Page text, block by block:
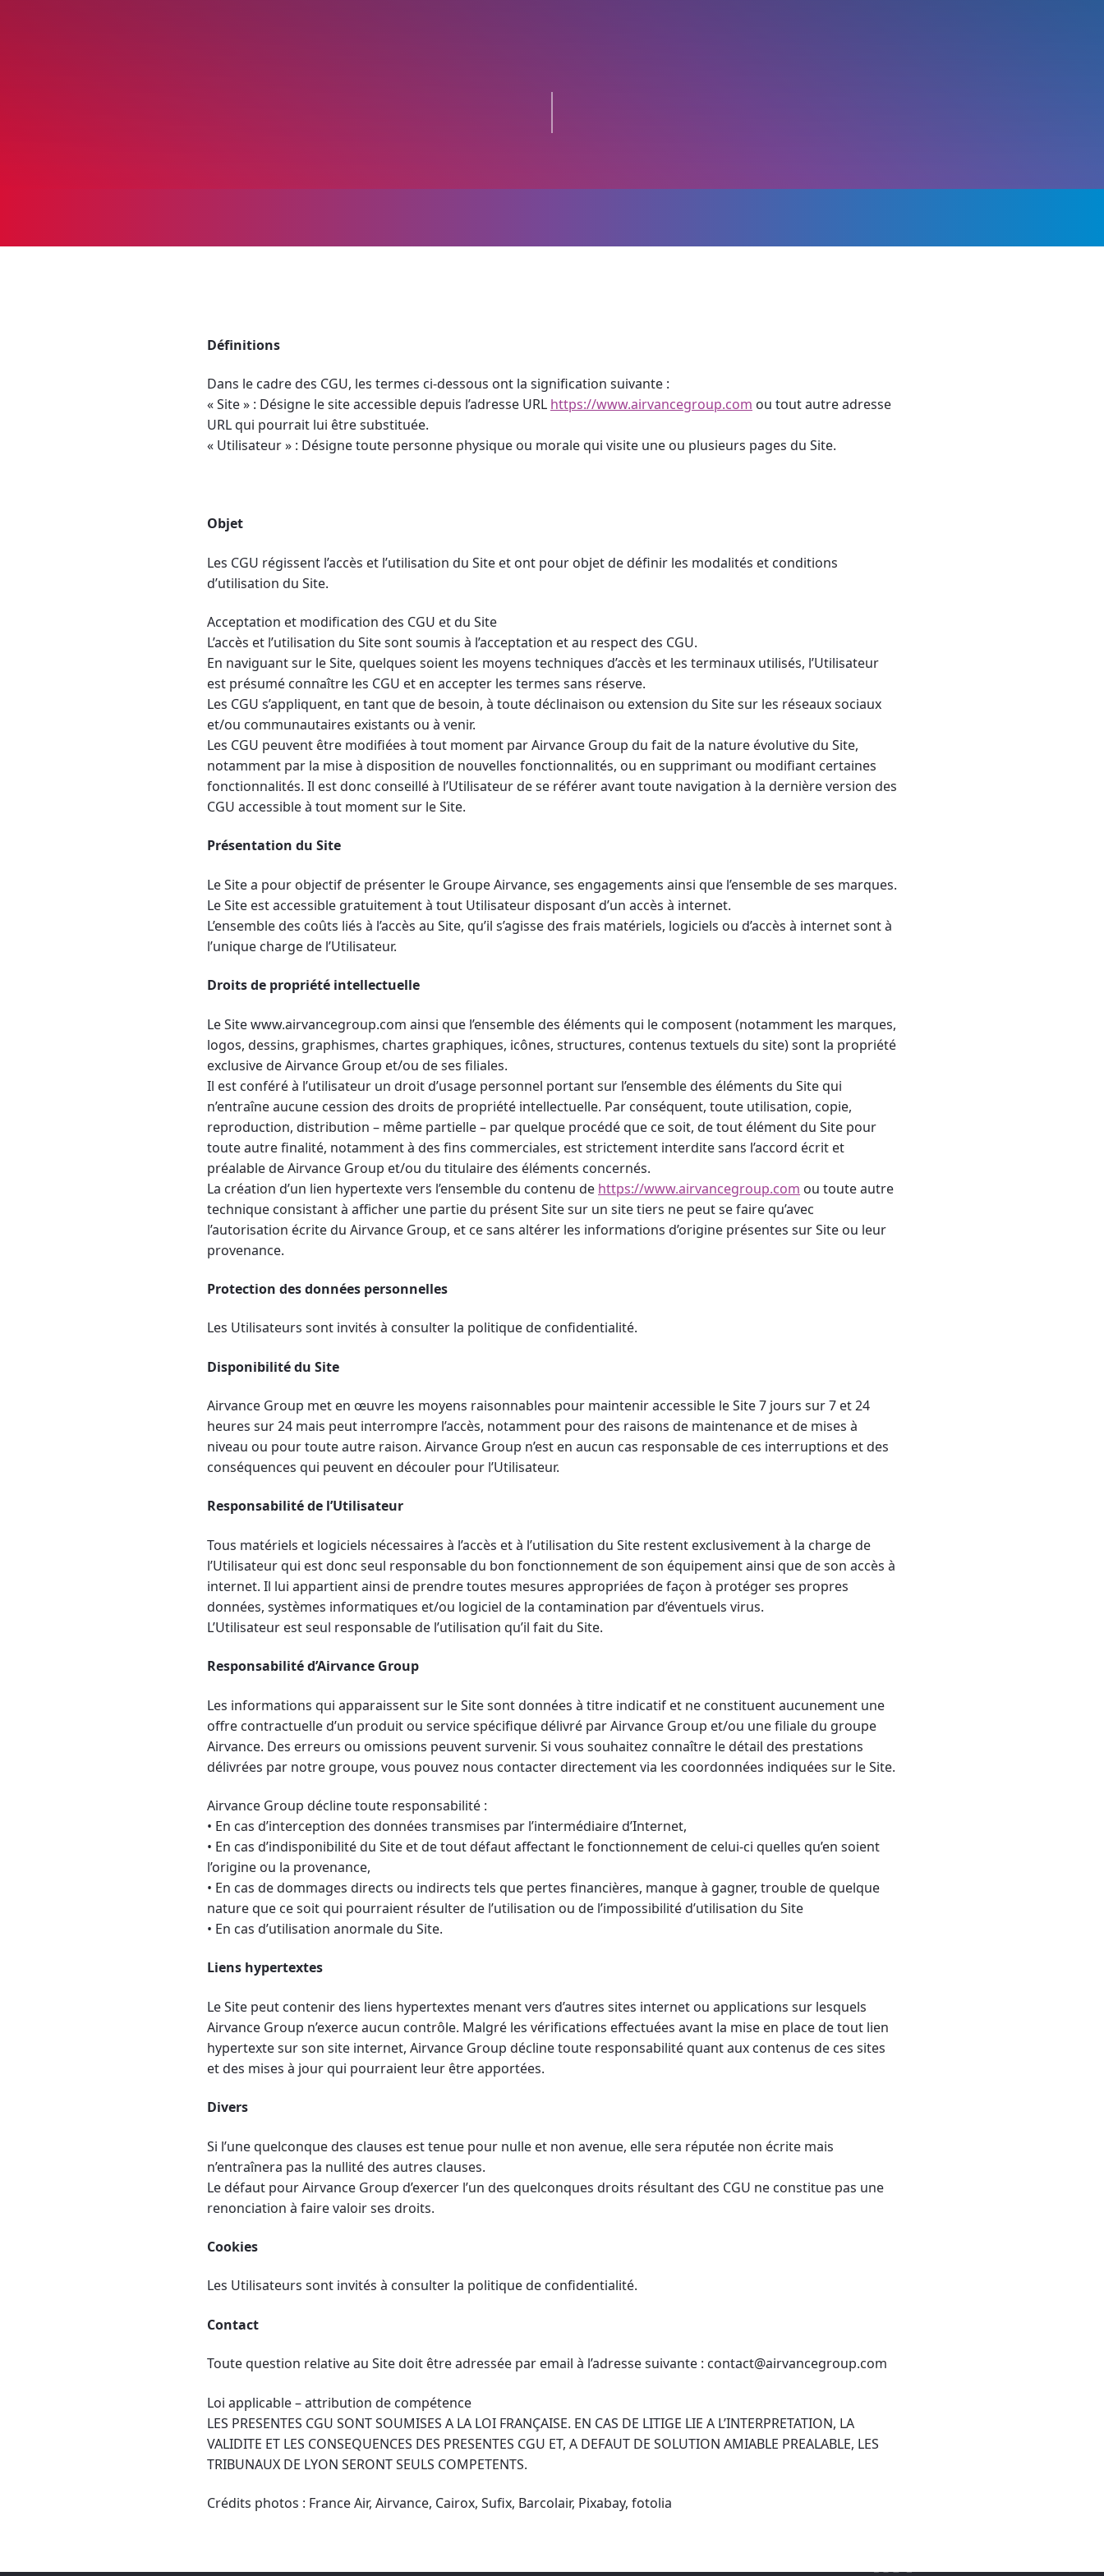
Définitions
Dans le cadre des CGU, les termes ci-dessous ont la signification suivante :
« Site » : Désigne le site accessible depuis l’adresse URL https://www.airvancegroup.com ou tout autre adresse
URL qui pourrait lui être substituée.
« Utilisateur » : Désigne toute personne physique ou morale qui visite une ou plusieurs pages du Site.
Objet
Les CGU régissent l’accès et l’utilisation du Site et ont pour objet de définir les modalités et conditions
d’utilisation du Site.
Acceptation et modification des CGU et du Site
L’accès et l’utilisation du Site sont soumis à l’acceptation et au respect des CGU.
En naviguant sur le Site, quelques soient les moyens techniques d’accès et les terminaux utilisés, l’Utilisateur
est présumé connaître les CGU et en accepter les termes sans réserve.
Les CGU s’appliquent, en tant que de besoin, à toute déclinaison ou extension du Site sur les réseaux sociaux
et/ou communautaires existants ou à venir.
Les CGU peuvent être modifiées à tout moment par Airvance Group du fait de la nature évolutive du Site,
notamment par la mise à disposition de nouvelles fonctionnalités, ou en supprimant ou modifiant certaines
fonctionnalités. Il est donc conseillé à l’Utilisateur de se référer avant toute navigation à la dernière version des
CGU accessible à tout moment sur le Site.
Présentation du Site
Le Site a pour objectif de présenter le Groupe Airvance, ses engagements ainsi que l’ensemble de ses marques.
Le Site est accessible gratuitement à tout Utilisateur disposant d’un accès à internet.
L’ensemble des coûts liés à l’accès au Site, qu’il s’agisse des frais matériels, logiciels ou d’accès à internet sont à
l’unique charge de l’Utilisateur.
Droits de propriété intellectuelle
Le Site www.airvancegroup.com ainsi que l’ensemble des éléments qui le composent (notamment les marques,
logos, dessins, graphismes, chartes graphiques, icônes, structures, contenus textuels du site) sont la propriété
exclusive de Airvance Group et/ou de ses filiales.
Il est conféré à l’utilisateur un droit d’usage personnel portant sur l’ensemble des éléments du Site qui
n’entraîne aucune cession des droits de propriété intellectuelle. Par conséquent, toute utilisation, copie,
reproduction, distribution – même partielle – par quelque procédé que ce soit, de tout élément du Site pour
toute autre finalité, notamment à des fins commerciales, est strictement interdite sans l’accord écrit et
préalable de Airvance Group et/ou du titulaire des éléments concernés.
La création d’un lien hypertexte vers l’ensemble du contenu de https://www.airvancegroup.com ou toute autre
technique consistant à afficher une partie du présent Site sur un site tiers ne peut se faire qu’avec
l’autorisation écrite du Airvance Group, et ce sans altérer les informations d’origine présentes sur Site ou leur
provenance.
Protection des données personnelles
Les Utilisateurs sont invités à consulter la politique de confidentialité.
Disponibilité du Site
Airvance Group met en œuvre les moyens raisonnables pour maintenir accessible le Site 7 jours sur 7 et 24
heures sur 24 mais peut interrompre l’accès, notamment pour des raisons de maintenance et de mises à
niveau ou pour toute autre raison. Airvance Group n’est en aucun cas responsable de ces interruptions et des
conséquences qui peuvent en découler pour l’Utilisateur.
Responsabilité de l’Utilisateur
Tous matériels et logiciels nécessaires à l’accès et à l’utilisation du Site restent exclusivement à la charge de
l’Utilisateur qui est donc seul responsable du bon fonctionnement de son équipement ainsi que de son accès à
internet. Il lui appartient ainsi de prendre toutes mesures appropriées de façon à protéger ses propres
données, systèmes informatiques et/ou logiciel de la contamination par d’éventuels virus.
L’Utilisateur est seul responsable de l’utilisation qu’il fait du Site.
Responsabilité d’Airvance Group
Les informations qui apparaissent sur le Site sont données à titre indicatif et ne constituent aucunement une
offre contractuelle d’un produit ou service spécifique délivré par Airvance Group et/ou une filiale du groupe
Airvance. Des erreurs ou omissions peuvent survenir. Si vous souhaitez connaître le détail des prestations
délivrées par notre groupe, vous pouvez nous contacter directement via les coordonnées indiquées sur le Site.
Airvance Group décline toute responsabilité :
• En cas d’interception des données transmises par l’intermédiaire d’Internet,
• En cas d’indisponibilité du Site et de tout défaut affectant le fonctionnement de celui-ci quelles qu’en soient
l’origine ou la provenance,
• En cas de dommages directs ou indirects tels que pertes financières, manque à gagner, trouble de quelque
nature que ce soit qui pourraient résulter de l’utilisation ou de l’impossibilité d’utilisation du Site
• En cas d’utilisation anormale du Site.
Liens hypertextes
Le Site peut contenir des liens hypertextes menant vers d’autres sites internet ou applications sur lesquels
Airvance Group n’exerce aucun contrôle. Malgré les vérifications effectuées avant la mise en place de tout lien
hypertexte sur son site internet, Airvance Group décline toute responsabilité quant aux contenus de ces sites
et des mises à jour qui pourraient leur être apportées.
Divers
Si l’une quelconque des clauses est tenue pour nulle et non avenue, elle sera réputée non écrite mais
n’entraînera pas la nullité des autres clauses.
Le défaut pour Airvance Group d’exercer l’un des quelconques droits résultant des CGU ne constitue pas une
renonciation à faire valoir ses droits.
Cookies
Les Utilisateurs sont invités à consulter la politique de confidentialité.
Contact
Toute question relative au Site doit être adressée par email à l’adresse suivante : contact@airvancegroup.com
Loi applicable – attribution de compétence
LES PRESENTES CGU SONT SOUMISES A LA LOI FRANÇAISE. EN CAS DE LITIGE LIE A L’INTERPRETATION, LA
VALIDITE ET LES CONSEQUENCES DES PRESENTES CGU ET, A DEFAUT DE SOLUTION AMIABLE PREALABLE, LES
TRIBUNAUX DE LYON SERONT SEULS COMPETENTS.
Crédits photos : France Air, Airvance, Cairox, Sufix, Barcolair, Pixabay, fotolia